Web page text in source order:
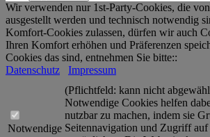
Wir verwenden nur 1st-Party-Cookies, die
ausgestellt werden und technisch notwendig
Komfort-Cookies zulassen, dürfen wir auch
Ihren Komfort erhöhen und Präferenzen
Cookies das sind, entnehmen Sie bitte::
Datenschutz
Impressum
Notwendige
(Pflichtfeld: kann nicht
Notwendige Cookies helfen
nutzbar zu machen, indem sie
Seitennavigation und Zugriff auf